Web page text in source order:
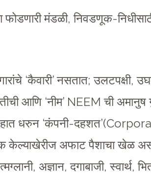
फोडणारी मंडळी, निवडणूक-
‘कैवारी’ नसतात; उलटपक्षी,
आणि ‘नीम’ NEEM ची अमानुष
हात धरुन ‘कंपनी-
केल्याखेरीज अफाट पैशाचा खेळ
अज्ञान, दगाबाजी, स्वार्थ,